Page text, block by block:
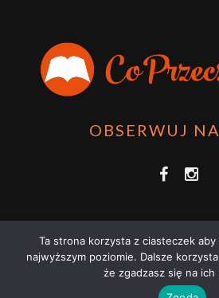
OBSERWUJ
COPRZECZYTAĆ.PL 2021 | STRONA
Ta strona korzysta z ciasteczek aby
najwyższym poziomie. Dalsze
że zgadzasz się na ich